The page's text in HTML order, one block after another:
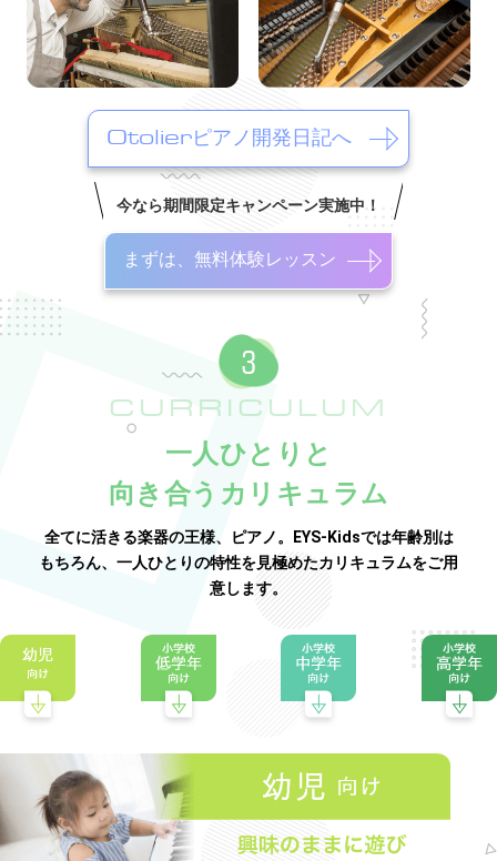
Otolierピアノ開発日記へ
今なら期間限定キャンペーン実施中！
まずは、無料体験レッスン
CURRICULUM
一人ひとりと
向き合うカリキュラム
全てに活きる楽器の王様、ピアノ。EYS-Kidsでは年齢別は
もちろん、一人ひとりの特性を見極めたカリキュラムをご用
意します。